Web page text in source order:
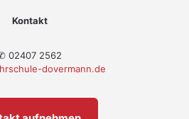
Kontakt
02407 2562
dovermann.de